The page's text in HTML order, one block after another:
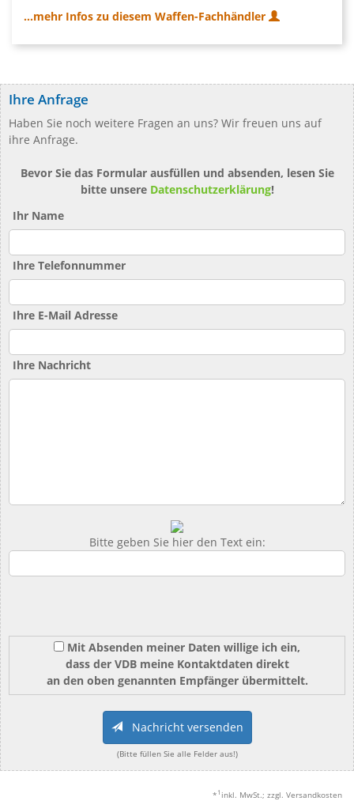
...mehr Infos zu diesem Waffen-Fachhändler
Ihre Anfrage
Haben Sie noch weitere Fragen an uns? Wir freuen uns auf
ihre Anfrage.
Bevor Sie das Formular ausfüllen und absenden, lesen Sie
bitte unsere Datenschutzerklärung!
Ihr Name
Ihre Telefonnummer
Ihre E-Mail Adresse
Ihre Nachricht
Bitte geben Sie hier den Text ein:
Mit Absenden meiner Daten willige ich ein,
dass der VDB meine Kontaktdaten direkt
an den oben genannten Empfänger übermittelt.
Nachricht versenden
(Bitte füllen Sie alle Felder aus!)
* 1 inkl. MwSt.; zzgl. Versandkosten